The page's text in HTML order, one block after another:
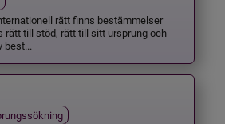
rätt finns bestämmelser
rätt till stöd, rätt till sitt ursprung och
best...